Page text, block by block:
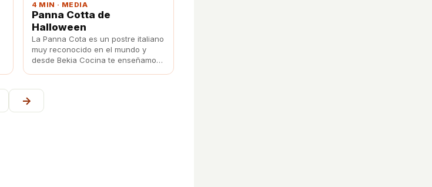
4 MIN · MEDIA
Panna Cotta de
Halloween
La Panna Cota es un postre italiano
muy reconocido en el mundo y
desde Bekia Cocina te enseñamos
→